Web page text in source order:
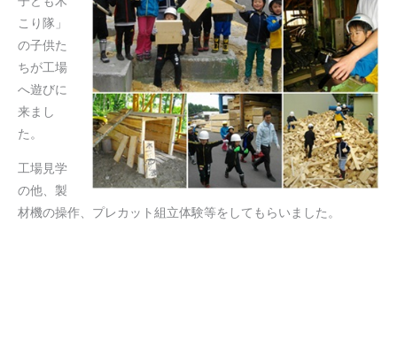
こり隊」
の子供た
ちが工場
へ遊びに
来まし
た。
工場見学
の他、製
材機の操作、プレカット組立体験等をしてもらいました。